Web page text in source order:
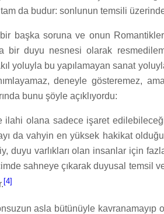
da budur: sonlunun temsili
başka soruna ve onun
bir duyu nesnesi olarak
yoluyla bu yapılamayan sanat
deneyle gösteremez,
bunu şöyle açıklıyordu:
ilahi olana sadece işaret
da vahyin en yüksek hakikat
duyu varlıkları olan insanlar için
sahneye çıkarak duyusal temsil
[4]
asla bütünüyle